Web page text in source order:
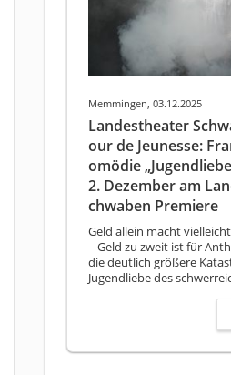
Memmingen, 03.12.2025
Landestheater
our de Jeunesse:
omödie
2. Dezember am
chwaben Premiere
Geld allein macht
– Geld zu zweit ist für
die deutlich größere
Jugendliebe des